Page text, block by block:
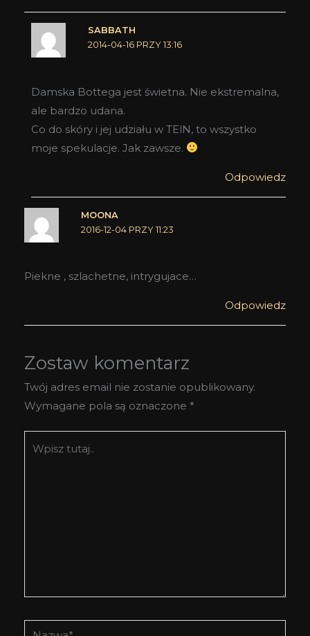
SABBATH
2014-04-16 PRZY 13:16
Damska Bottega jest świetna. Nie ekstremalna,
ale bardzo udana.
Co do skóry i jej udziału w TElN, to wszystko
moje spekulacje. Jak zawsze.
Odpowiedz
MOONA
2016-12-04 PRZY 11:23
Piekne , szlachetne, intrygujace…
Odpowiedz
Zostaw komentarz
Twój adres email nie zostanie opublikowany.
Wymagane pola są oznaczone *
tutaj..
Nazwa*